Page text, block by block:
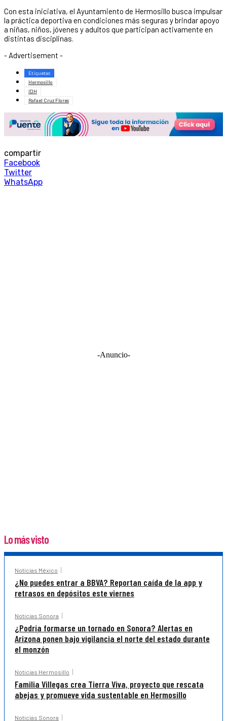
Con esta iniciativa, el Ayuntamiento de Hermosillo busca impulsar
la práctica deportiva en condiciones más seguras y brindar apoyo
a niñas, niños, jóvenes y adultos que participan activamente en
distintas disciplinas.
- Advertisement -
Etiquetas
Hermosillo
IDH
Rafael Cruz Flores
compartir
Facebook
Twitter
WhatsApp
-Anuncio-
Lo más visto
Noticias México
¿No puedes entrar a BBVA? Reportan caída de la app y
retrasos en depósitos este viernes
Noticias Sonora
¿Podría formarse un tornado en Sonora? Alertas en
Arizona ponen bajo vigilancia el norte del estado durante
el monzón
Noticias Hermosillo
Familia Villegas crea Tierra Viva, proyecto que rescata
abejas y promueve vida sustentable en Hermosillo
Noticias Sonora